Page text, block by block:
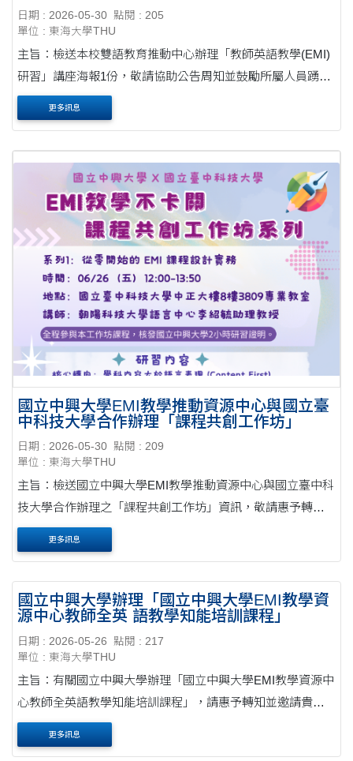
日期 : 2026-05-30 點閱 : 205
單位 : 東海大學THU
主旨：檢送本校雙語教育推動中心辦理「教師英語教學(EMI)
研習」講座海報1份，敬請協助公告周知並鼓勵所屬人員踴躍
參加，請查照。公文 說明： 一、講座內容： (一)講座主題：
Rethinking EMI through Compassionate Instructional ....
更多訊息
國立中興大學EMI教學推動資源中心與國立臺
中科技大學合作辦理「課程共創工作坊」
日期 : 2026-05-30 點閱 : 209
單位 : 東海大學THU
主旨：檢送國立中興大學EMI教學推動資源中心與國立臺中科
技大學合作辦理之「課程共創工作坊」資訊，敬請惠予轉知
並鼓勵貴校教師踴躍報名參加，請查照。公文 說明： 一、為
協助各大專院校提升EMI課程之教學知能，本....
更多訊息
國立中興大學辦理「國立中興大學EMI教學資
源中心教師全英 語教學知能培訓課程」
日期 : 2026-05-26
點閱 : 217
單位 : 東海大學THU
主旨：有關國立中興大學辦理「國立中興大學EMI教學資源中
心教師全英語教學知能培訓課程」，請惠予轉知並邀請貴校
教師踴躍報名，請查照。公文 說明： 一、為積極落實教育部
高等教育國際化之願景，強化大專院校教師....
更多訊息